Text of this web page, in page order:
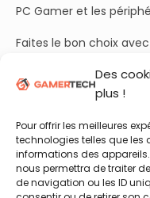
Des
plus !
Pour offrir les meilleures
technologies telles que les
informations des
nous permettra de traiter
de navigation ou les ID
PC Gamer et les
Faites le bon choix
Rejoignez aussi nos
en vidéo !